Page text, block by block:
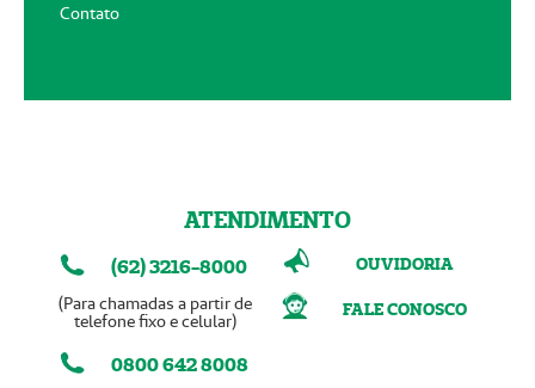
Contato
ATENDIMENTO
(62) 3216-8000
(Para chamadas a partir de
telefone fixo e celular)
0800 642 8008
OUVIDORIA
FALE CONOSCO